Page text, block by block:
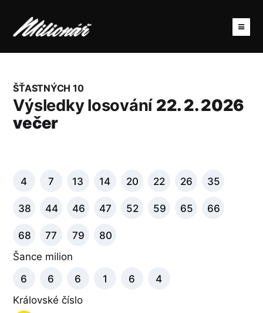
ŠŤASTNÝCH 10
Výsledky losování 22. 2. 2026
večer
4 7 13 14 20 22 26 35
38 44 46 47 52 59 65 66
68 77 79
80
Šance milion
6
6 6 1 6
4
Královské číslo